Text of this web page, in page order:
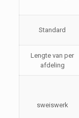
Standard
Lengte van per
afdeling
sweiswerk